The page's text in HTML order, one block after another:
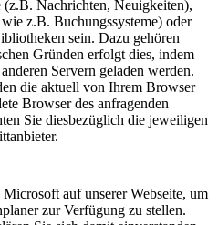
(z.B. Nachrichten, Neuigkeiten),
z.B. Buchungssysteme) oder
sein. Dazu gehören
Gründen erfolgt dies, indem
Servern geladen werden.
die aktuell von Ihrem Browser
Browser des anfragenden
Sie diesbezüglich die jeweiligen
auf unserer Webseite, um
zur Verfügung zu stellen.